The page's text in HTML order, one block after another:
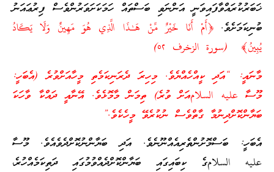
ޚަބަރުކުރައްވާފައިވަނީ އަންނަވި ބަސްތައް ހަމަކަށަވަރުންވެސް ފިރުޢައަނު
ބުނިކަމަށެވެ. ﴿أَمْ أَنَا خَيْرٌ مِّنْ هَـٰذَا الَّذِي هُوَ مَهِينٌ وَلَا يَكَادُ
يُبِينُ﴾ (سورة الزخرف ٥٢)
މާނައީ: “އަދި ކީއްހެއްޔެވެ. މިހިރަ ދެރަނިކަމެތި މީހާއަށްވުރެ (އެބަހީ:
މޫސާ عليه السلامއަށް ވުރެ) ތިމަން މާމޮޅެވެ. އޭނާއީ ދައްކާ ވާހަކަ
ބަޔާންކޮށްދިނުމާ ގާތްވެސް ނުކުރެވޭ މީހެކެވެ.”
އެބަހީ: ބަސްމޮށުންތެރިއެއްނޫނެވެ. އަދި ބަޔާންނުކޮށްދެވެއެވެ. މޫސާ
عليه السلامގެ ކިބައިގައި ބަޔާންކޮށްދެއްވުމުގައި ދަތިކަމެއްހުރެ،